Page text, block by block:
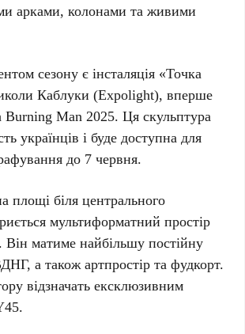
арками, колонами та живими
сезону є інсталяція «Точка
Каблуки (Expolight), вперше
Burning Man 2025. Ця скульптура
українців і буде доступна для
до 7 червня.
площі біля центрального
мультиформатний простір
. Він матиме найбільшу постійну
, а також артпростір та фудкорт.
відзначать ексклюзивним
.